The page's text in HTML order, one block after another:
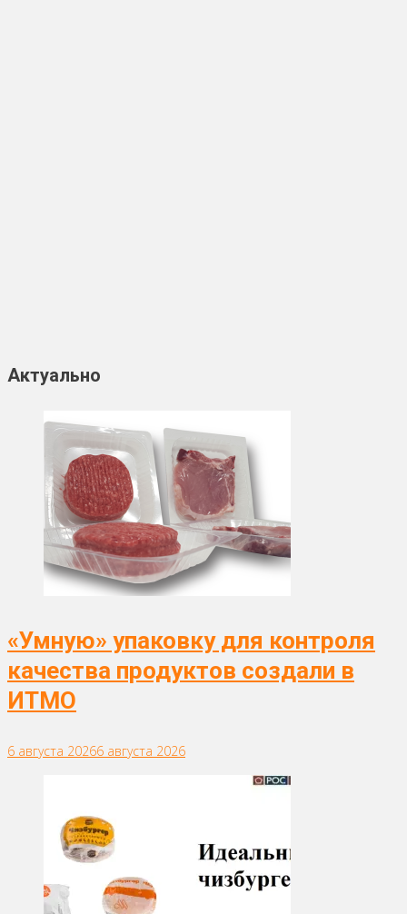
Актуально
«Умную» упаковку для контроля
качества продуктов создали в
ИТМО
6 августа 20266 августа 2026